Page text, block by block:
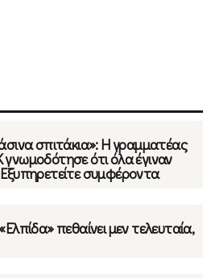
σπιτάκια»: Η γραμματέας
ότι όλα έγιναν
συμφέροντα
πεθαίνει μεν τελευταία,